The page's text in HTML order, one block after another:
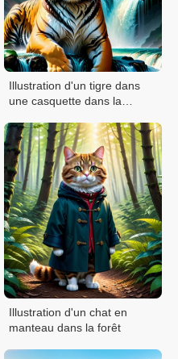
Illustration d'un tigre dans
une casquette dans la
Illustration d'un chat en
manteau dans la forêt